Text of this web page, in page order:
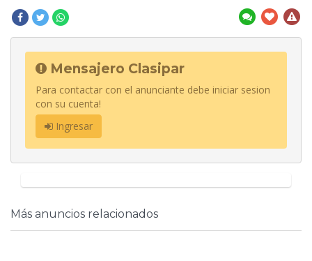
Mensajero Clasipar
Para contactar con el anunciante debe iniciar sesion
con su cuenta!
Ingresar
Más anuncios relacionados